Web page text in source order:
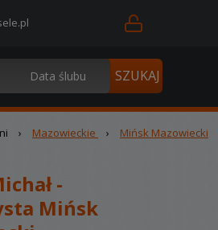
› Mazowieckie › Mińsk Mazowiecki
-
Mińsk